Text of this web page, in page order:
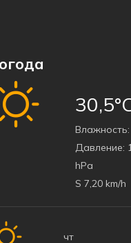
Bлажность:
Давление:
hPa
S 7,20 km/h
чт